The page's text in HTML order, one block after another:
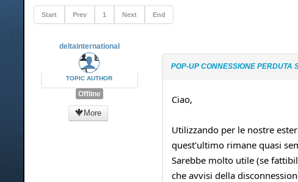
Start Prev 1 Next End
deltainternational
TOPIC AUTHOR
Offline
More
POP-UP CONNESSIONE PERDUTA
Ciao,
Utilizzando per le nostre
quest'ultimo rimane quasi
Sarebbe molto utile (se
che avvisi della